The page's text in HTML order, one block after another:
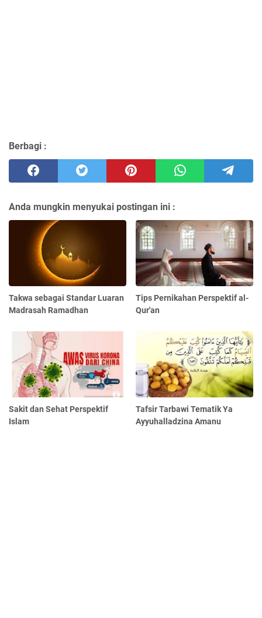
Berbagi :
Anda mungkin menyukai postingan ini :
Takwa sebagai Standar Luaran
Madrasah Ramadhan
Tips Pernikahan Perspektif al-
Qur'an
Sakit dan Sehat Perspektif
Islam
Tafsir Tarbawi Tematik Ya
Ayyuhalladzina Amanu